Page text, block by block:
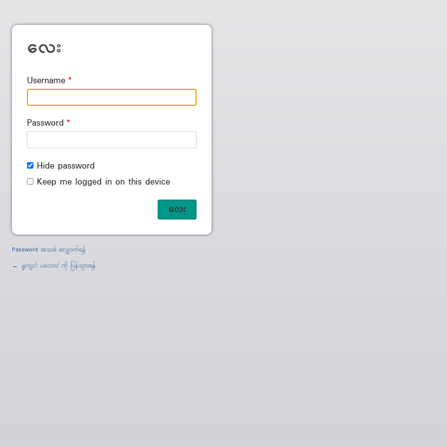
လေး
Username
Password
Hide password
Keep me logged in on this device
Password အသစ် လျှောက်ရန်
← ရူကျင်း ပ​လောင်ကို ပြန်သွားရန်